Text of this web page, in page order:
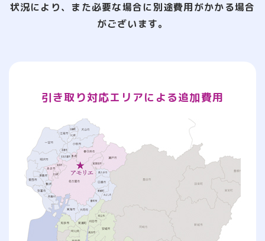
状況により、また必要な場合に別途費用がかかる場合
がございます。
引き取り対応エリアによる追加費用